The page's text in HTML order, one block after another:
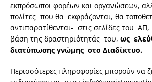
εκπρόσωποι φορέων και οργανώσεων,
πολίτες που θα εκφράζονται, θα
αντιπαρατίθενται- στις σελίδες του ΑΠ,
βάση της δραστηριότητάς του, ως
διατύπωσης γνώμης στο Διαδίκτυο.
Περισσότερες πληροφορίες μπορούν να